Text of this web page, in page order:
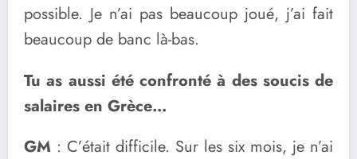
possible. Je n’ai pas beaucoup joué, j’ai fait
beaucoup de banc là-bas.
Tu as aussi été confronté à des soucis de
salaires en Grèce…
GM : C’était difficile. Sur les six mois, je n’ai